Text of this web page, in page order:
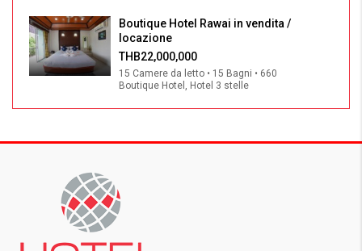
Boutique Hotel Rawai in vendita /
locazione
THB22,000,000
15 Camere da letto • 15 Bagni • 660
Boutique Hotel, Hotel 3 stelle